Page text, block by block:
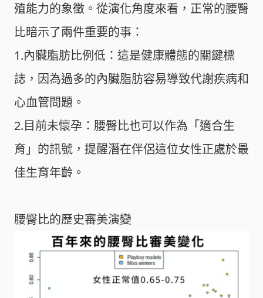
殖能力的象徵。從演化角度來看，正常的腰臀
比暗示了兩件重要的事：
1.內臟脂肪比例低 ：這是健康體態的關鍵標
誌，因為過多的內臟脂肪容易導致代謝疾病和
心血管問題。
2.目前未懷孕 ：腰臀比也可以作為「適合生
育」的訊號，提醒潛在伴侶這位女性正處於最
佳生育年齡。
腰臀比的歷史審美演變